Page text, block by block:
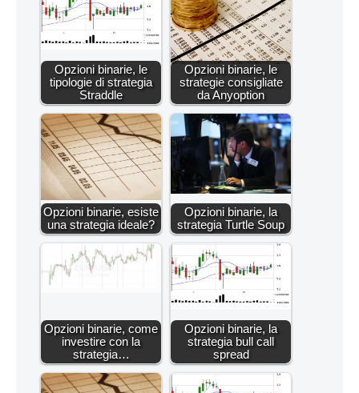
Opzioni binarie, le
tipologie di strategia
Straddle
Opzioni binarie, le
strategie consigliate
da Anyoption
Opzioni binarie, esiste
una strategia ideale?
Opzioni binarie, la
strategia Turtle Soup
Opzioni binarie, come
investire con la
strategia…
Opzioni binarie, la
strategia bull call
spread